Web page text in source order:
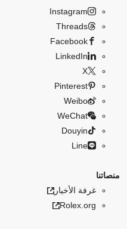
Instagram
Threads
Facebook
LinkedIn
X
Pinterest
Weibo
WeChat
Douyin
Line
منصاتنا
غرفة الأخبار
Rolex.org